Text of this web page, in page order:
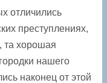
отличились
преступлениях,
та ­хорошая
нашего
наконец от этой